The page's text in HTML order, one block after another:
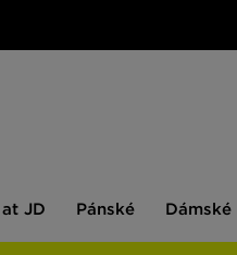
JD Pánské Dámské